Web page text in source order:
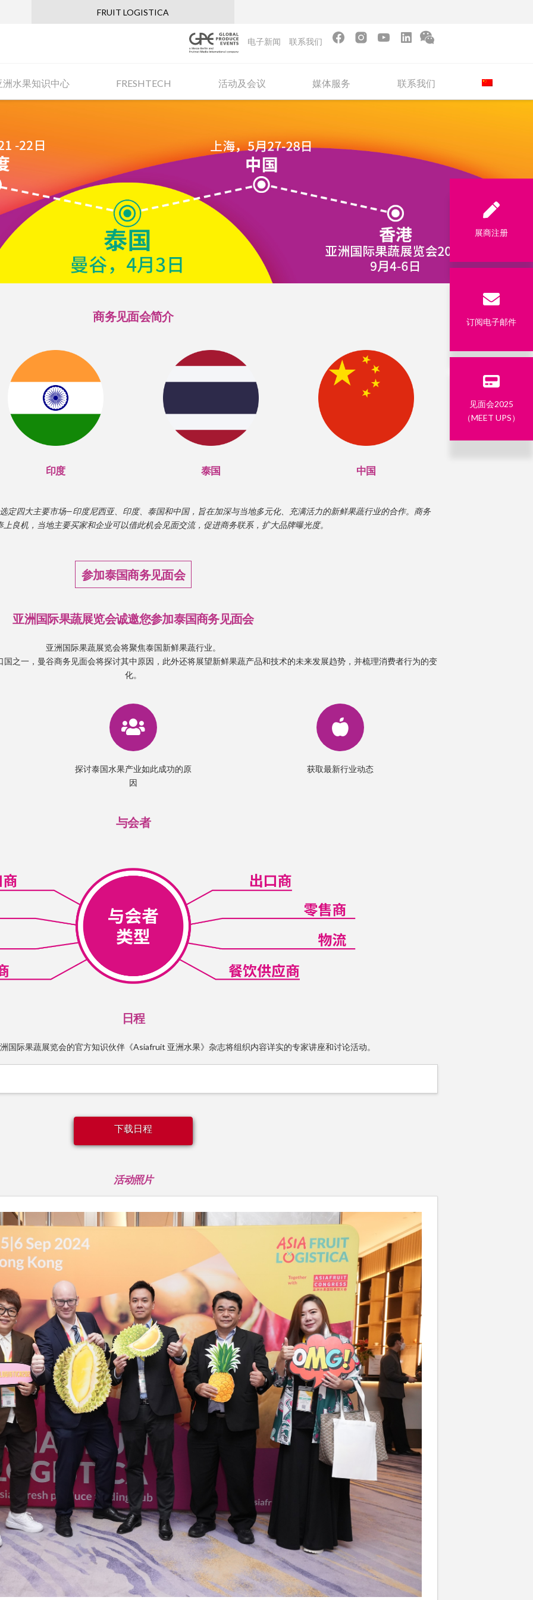
FRUIT LOGISTICA
电子新闻 联系我们
洲水果知识中心 FRESHTECH 活动及会议 媒体服务 联系我们
展商注册
订阅电子邮件
见面会2025
（MEET UPS）
商务见面会简介
印度 泰国 中国
定四大主要市场—印度尼西亚、印度、泰国和中国，旨在加深与当地多元化、充满活力的新鲜果蔬行业的合作。商务
良机，当地主要买家和企业可以借此机会见面交流，促进商务联系，扩大品牌曝光度。
参加泰国商务见面会
亚洲国际果蔬展览会诚邀您参加泰国商务见面会
亚洲国际果蔬展览会将聚焦泰国新鲜果蔬行业。
之一，曼谷商务见面会将探讨其中原因，此外还将展望新鲜果蔬产品和技术的未来发展趋势，并梳理消费者行为的变
化。
探讨泰国水果产业如此成功的原
因
获取最新行业动态
与会者
日程
国际果蔬展览会的官方知识伙伴《Asiafruit 亚洲水果》杂志将组织内容详实的专家讲座和讨论活动。
下载日程
活动照片